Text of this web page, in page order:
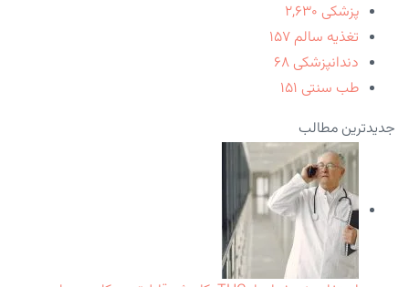
پزشکی ۲,۶۳۰
تغذیه سالم ۱۵۷
دندانپزشکی ۶۸
طب سنتی ۱۵۱
جدیدترین مطالب